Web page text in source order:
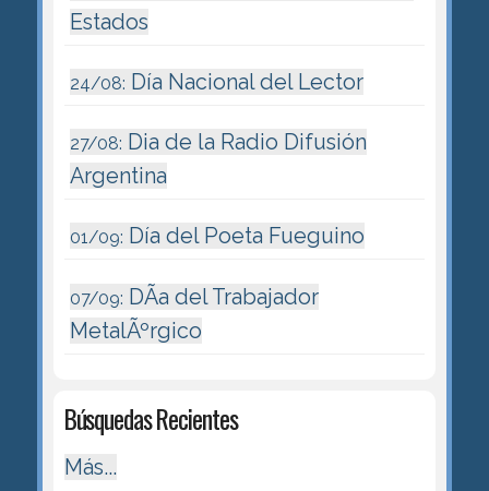
Estados
24/08: Día Nacional del Lector
27/08: Dia de la Radio Difusión
Argentina
01/09: Día del Poeta Fueguino
07/09: DÃ­a del Trabajador
MetalÃºrgico
Búsquedas Recientes
Más...